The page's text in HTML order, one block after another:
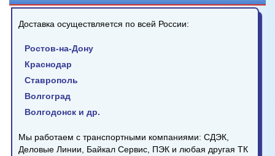
Доставка осуществляется по всей России:
Ростов-на-Дону
Краснодар
Ставрополь
Волгоград
Волгодонск и др.
Мы работаем с транспортными компаниями: СДЭК,
Деловые Линии, Байкал Сервис, ПЭК и любая другая ТК